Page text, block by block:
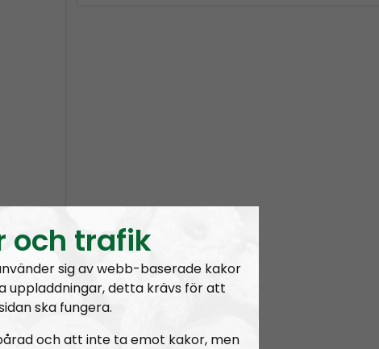
to
och trafik
sig av webb-baserade kakor
uppladdningar, detta krävs för att
ska fungera.
och att inte ta emot kakor, men